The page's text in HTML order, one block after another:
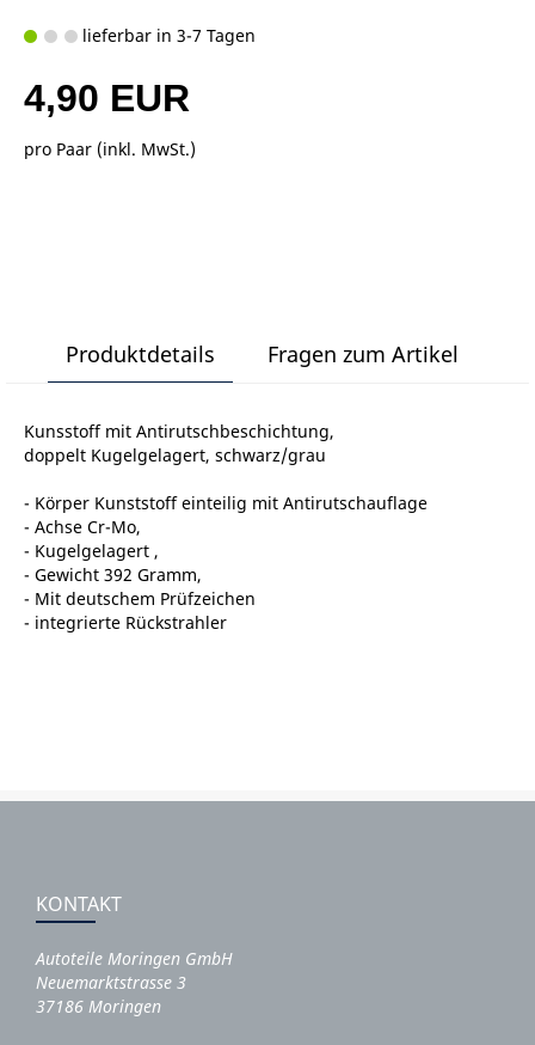
lieferbar in 3-7 Tagen
4,90 EUR
pro Paar (inkl. MwSt.)
Produktdetails Fragen zum Artikel
Kunsstoff mit Antirutschbeschichtung,
doppelt Kugelgelagert, schwarz/grau
- Körper Kunststoff einteilig mit Antirutschauflage
- Achse Cr-Mo,
- Kugelgelagert ,
- Gewicht 392 Gramm,
- Mit deutschem Prüfzeichen
- integrierte Rückstrahler
KONTAKT
Autoteile Moringen GmbH
Neuemarktstrasse 3
37186 Moringen